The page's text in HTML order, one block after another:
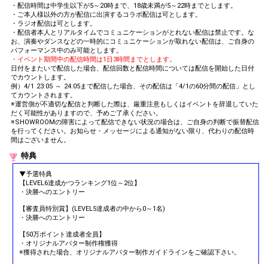
・配信時間は中学生以下が5～20時まで、18歳未満が5～22時までとします。
・ご本人様以外の方が配信に出演するコラボ配信は可とします。
・ラジオ配信は可とします。
・配信者本人とリアルタイムでコミュニケーションがとれない配信は禁止です。な
お、演奏やダンスなどの一時的にコミュニケーションが取れない配信は、ご自身の
パフォーマンス中のみ可能とします。
・イベント期間中の配信時間は1日3時間までとします。
日付をまたいで配信した場合、配信回数と配信時間については配信を開始した日付
でカウントします。
例）4/1 23:05 ～ 24:05まで配信した場合、その配信は「4/1の60分間の配信」とし
てカウントされます。
※運営側が不適切な配信と判断した際は、厳重注意もしくはイベントを辞退していた
だく可能性がありますので、予めご了承ください。
※SHOWROOMの障害によって配信できない状況の場合は、ご自身の判断で振替配信
を行ってください。お知らせ・メッセージによる通知がない限り、代わりの配信時
間はございません。
特典
▼予選特典
【LEVEL6達成かつランキング1位～2位】
・決勝へのエントリー
【審査員特別賞】(LEVEL5達成者の中から0～1名)
・決勝へのエントリー
【50万ポイント達成者全員】
・オリジナルアバター制作権獲得
※獲得された場合、オリジナルアバター制作ガイドラインをご確認下さい。